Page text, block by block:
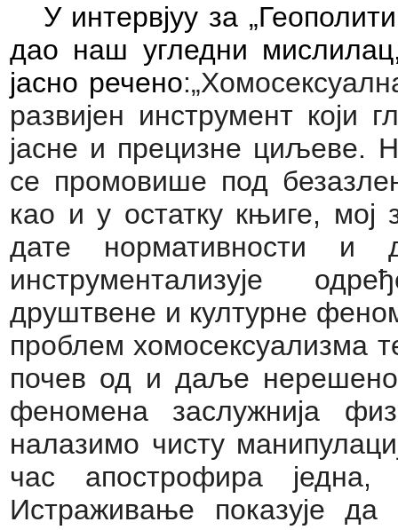
У интервјуу за
дао наш угледни
јасно речено
развијен инструмент који
јасне и прецизне циљеве.
се промовише под
као и у остатку књиге,
дате нормативности
инструментализује
друштвене и културне
проблем хомосексуализма
почев од и даље
феномена заслужнија
налазимо чисту
час апострофира
Истраживање показује да